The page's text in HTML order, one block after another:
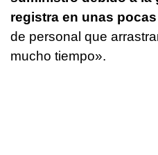
registra en unas
de personal que
mucho tiempo».